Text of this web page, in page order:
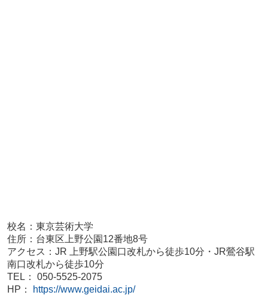
校名：東京芸術大学
住所：台東区上野公園12番地8号
アクセス：JR 上野駅公園口改札から徒歩10分・JR鶯谷駅
南口改札から徒歩10分
TEL： 050-5525-2075
HP：
https://www.geidai.ac.jp/